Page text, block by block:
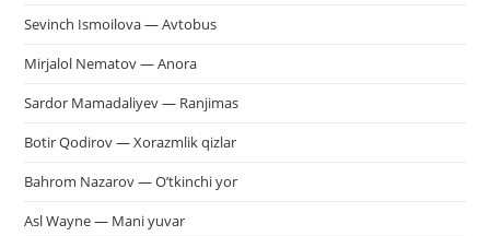
Sevinch Ismoilova — Avtobus
Mirjalol Nematov — Anora
Sardor Mamadaliyev — Ranjimas
Botir Qodirov — Xorazmlik qizlar
Bahrom Nazarov — O’tkinchi yor
Asl Wayne — Mani yuvar